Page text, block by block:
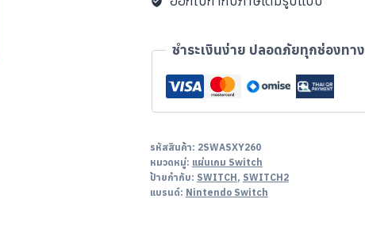
ชำระเงินง่าย ปลอดภัยทุกช่องทาง
รหัสสินค้า: 2SWASXY260
หมวดหมู่: แผ่นเกม Switch
ป้ายกำกับ: SWITCH, SWITCH2
แบรนด์: Nintendo Switch